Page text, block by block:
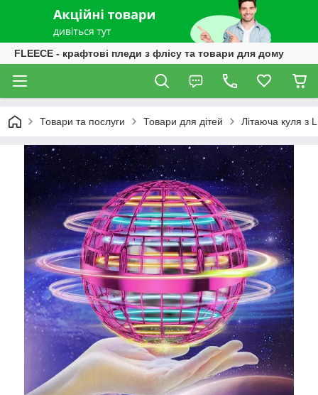
FLEECE - крафтові пледи з флісу та товари для дому
Товари та послуги Товари для дітей Літаюча куля з